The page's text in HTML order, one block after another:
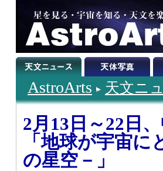
AstroArts 天文ニ
2月13日～22日
「地球が宇宙
の星空－」